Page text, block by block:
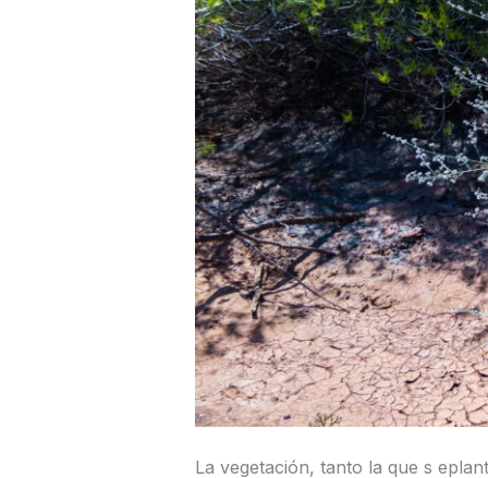
La vegetación, tanto la que s